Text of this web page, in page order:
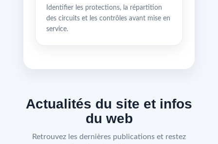
Identifier les protections, la répartition
des circuits et les contrôles avant mise en
service.
Actualités du site et infos
du web
Retrouvez les dernières publications et restez